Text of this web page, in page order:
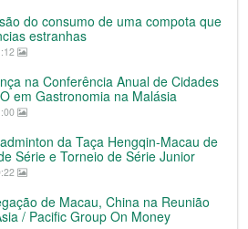
do consumo de uma compota que
estranhas
na Conferência Anual de Cidades
em Gastronomia na Malásia
da Taça Hengqin-Macau de
Série e Torneio de Série Junior
de Macau, China na Reunião
/ Pacific Group On Money